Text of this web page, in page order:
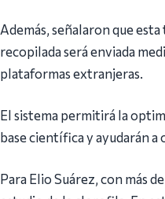
Además, señalaron que
recopilada será enviada
plataformas extranjeras.
El sistema permitirá la
base científica y ayudarán
Para Elio Suárez, con más